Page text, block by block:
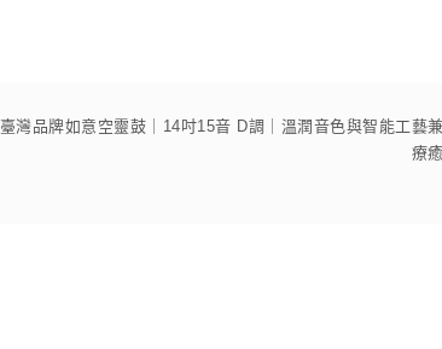
臺灣品牌如意空靈鼓｜14吋15音 D調｜溫潤音色與智能工藝
療